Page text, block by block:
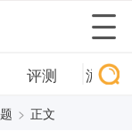
评测 游戏
> 正文